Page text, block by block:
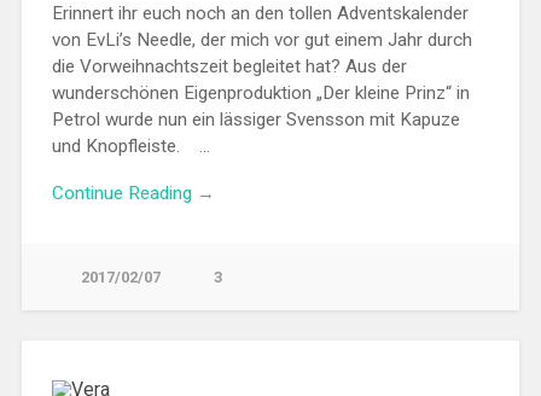
Erinnert ihr euch noch an den tollen Adventskalender
von EvLi’s Needle, der mich vor gut einem Jahr durch
die Vorweihnachtszeit begleitet hat? Aus der
wunderschönen Eigenproduktion „Der kleine Prinz“ in
Petrol wurde nun ein lässiger Svensson mit Kapuze
und Knopfleiste. …
Continue Reading →
2017/02/07 3